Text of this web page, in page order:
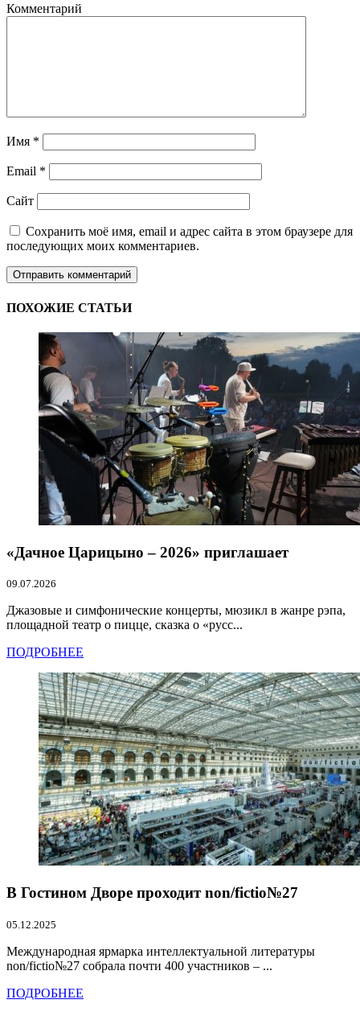
Комментарий
Имя *
Email *
Сайт
Сохранить моё имя, email и адрес сайта в этом браузере для
последующих моих комментариев.
ПОХОЖИЕ СТАТЬИ
«Дачное Царицыно – 2026» приглашает
09.07.2026
Джазовые и симфонические концерты, мюзикл в жанре рэпа,
площадной театр о пицце, сказка о «русс...
ПОДРОБНЕЕ
В Гостином Дворе проходит non/fictio№27
05.12.2025
Международная ярмарка интеллектуальной литературы
non/fictio№27 собрала почти 400 участников – ...
ПОДРОБНЕЕ